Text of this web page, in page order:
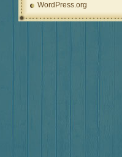
WordPress.org